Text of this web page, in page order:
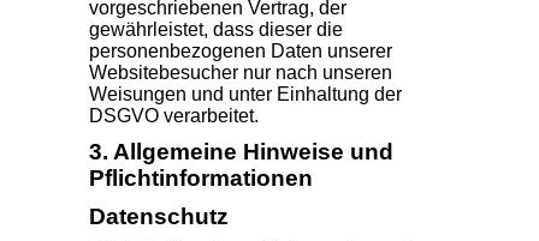
vorgeschriebenen Vertrag, der
gewährleistet, dass dieser die
personenbezogenen Daten unserer
Websitebesucher nur nach unseren
Weisungen und unter Einhaltung der
DSGVO verarbeitet.
3. Allgemeine Hinweise und
Pflicht­informationen
Datenschutz